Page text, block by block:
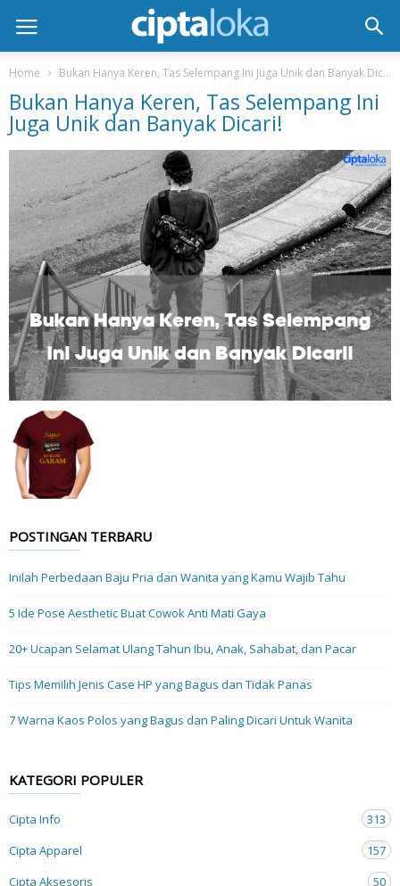
Home Bukan Hanya Keren, Tas Selempang Ini Juga Unik dan Banyak Dicari!
Bukan Hanya Keren, Tas Selempang Ini
Juga Unik dan Banyak Dicari!
POSTINGAN TERBARU
Inilah Perbedaan Baju Pria dan Wanita yang Kamu Wajib Tahu
5 Ide Pose Aesthetic Buat Cowok Anti Mati Gaya
20+ Ucapan Selamat Ulang Tahun Ibu, Anak, Sahabat, dan Pacar
Tips Memilih Jenis Case HP yang Bagus dan Tidak Panas
7 Warna Kaos Polos yang Bagus dan Paling Dicari Untuk Wanita
KATEGORI POPULER
Cipta Info
313
Cipta Apparel
157
Cipta Aksesoris
50